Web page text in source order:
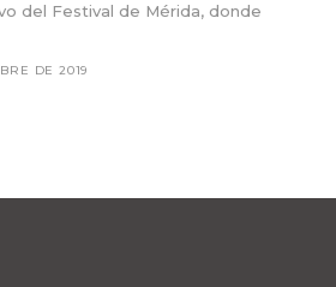
del Festival de Mérida, donde
DE 2019